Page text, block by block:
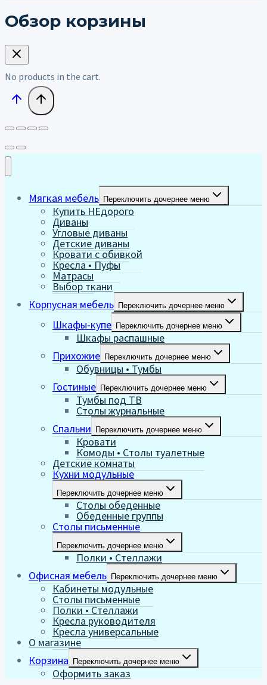
Обзор корзины
No products in the cart.
Мягкая мебель Переключить дочернее меню
Купить НЕдорого
Диваны
Угловые диваны
Детские диваны
Кровати с обивкой
Кресла • Пуфы
Матрасы
Выбор ткани
Корпусная мебель Переключить дочернее меню
Шкафы-купе Переключить дочернее меню
Шкафы распашные
Прихожие Переключить дочернее меню
Обувницы • Тумбы
Гостиные Переключить дочернее меню
Тумбы под ТВ
Столы журнальные
Спальни Переключить дочернее меню
Кровати
Комоды • Столы туалетные
Детские комнаты
Кухни модульные
Переключить дочернее меню
Столы обеденные
Обеденные группы
Столы письменные
Переключить дочернее меню
Полки • Стеллажи
Офисная мебель Переключить дочернее меню
Кабинеты модульные
Столы письменные
Полки • Стеллажи
Кресла руководителя
Кресла универсальные
О магазине
Корзина Переключить дочернее меню
Оформить заказ